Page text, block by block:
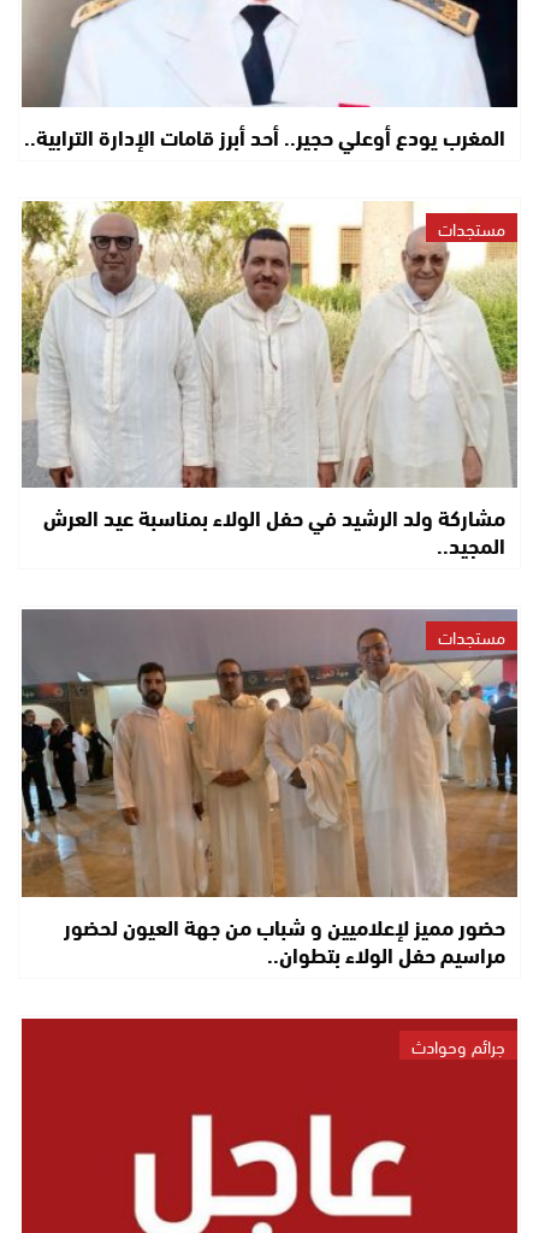
المغرب يودع أوعلي حجير.. أحد أبرز قامات الإدارة الترابية..
مستجدات
مشاركة ولد الرشيد في حفل الولاء بمناسبة عيد العرش
المجيد..
مستجدات
حضور مميز لإعلاميين و شباب من جهة العيون لحضور
مراسيم حفل الولاء بتطوان..
جرائم وحوادث